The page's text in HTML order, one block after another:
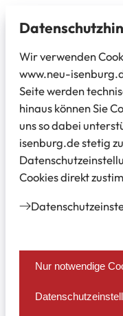
Wir verwenden
www.neu-
Seite werden
hinaus können Sie
uns so dabei
isenburg.de stetig
Cookies direkt
Nur notwendige